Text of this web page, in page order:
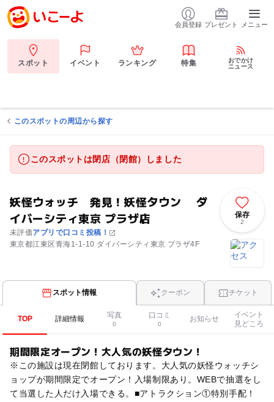
会員登録 プレゼント メニュー
スポット イベント ランキング 特集
おでかけ
ニュース
このスポットの周辺から探す
このスポットは閉店（閉館）しました
妖怪ウォッチ 発見！妖怪タウン ダ
イバーシティ東京 プラザ店
未評価アプリで口コミ投稿！
東京都江東区青海1-1-10 ダイバーシティ東京 プラザ4F
保存
2
スポット情報 クーポン チケット
TOP 詳細情報 写真
0
口コミ
0
お知らせ
イベント
見どころ
期間限定オープン！大人気の妖怪タウン！
※この施設は現在閉館しております。大人気の妖怪ウォッチシ
ョップが期間限定でオープン！入場制限あり。WEBで抽選をし
て当選した人だけ入場できる。■アトラクション①特別手配！